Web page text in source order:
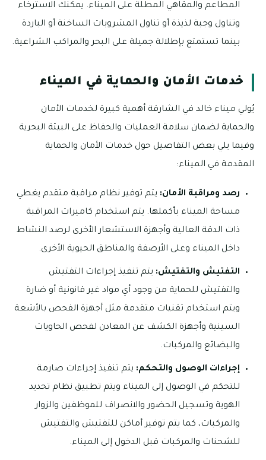
المطاعم والمقاهي المطلة على الميناء. يمكنك الاسترخاء
وتناول وجبة لذيذة أو تناول المشروبات الساخنة أو الباردة
بينما تستمتع بإطلالة جميلة على البحر والمراكب الشراعية.
خدمات الأمان والحماية في الميناء
يُولي ميناء خالد في الشارقة أهمية كبيرة لخدمات الأمان
والحماية لضمان سلامة العمليات والحفاظ على البيئة البحرية
وفيما يلي بعض التفاصيل حول خدمات الأمان والحماية
المقدمة في الميناء:
رصد ومراقبة الأمان: يتم توفير نظام مراقبة متقدم يغطي
مساحة الميناء بأكملها. يتم استخدام كاميرات المراقبة
ذات الدقة العالية وأجهزة الاستشعار الأخرى لرصد النشاط
داخل الميناء وعلى الأرصفة والمناطق الحيوية الأخرى.
التفتيش والتفتيش: يتم تنفيذ إجراءات التفتيش
والتفتيش للحماية من وجود أي مواد غير قانونية أو ضارة
ويتم استخدام تقنيات متقدمة مثل أجهزة الفحص بالأشعة
السينية وأجهزة الكشف عن المعادن لفحص الحاويات
والبضائع والمركبات.
إجراءات الوصول والتحكم: يتم تنفيذ إجراءات صارمة
للتحكم في الوصول إلى الميناء ويتم تطبيق نظام تحديد
الهوية وتسجيل الحضور والانصراف للموظفين والزوار
والمركبات، كما يتم توفير أماكن للتفتيش والتفتيش
للشحنات والمركبات قبل الدخول إلى الميناء.